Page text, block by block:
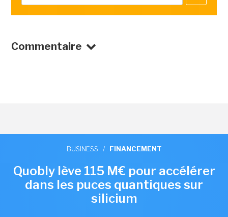
Commentaire
BUSINESS / FINANCEMENT
Quobly lève 115 M€ pour accélérer
dans les puces quantiques sur
silicium